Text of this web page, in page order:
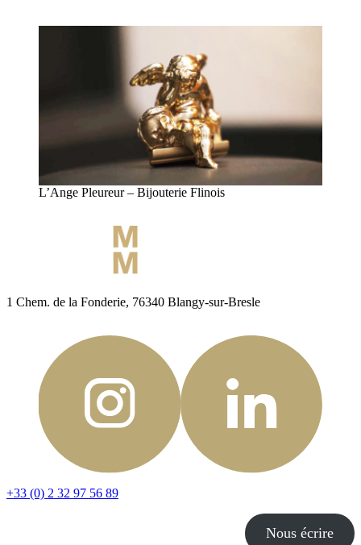
L’Ange Pleureur – Bijouterie Flinois
1 Chem. de la Fonderie, 76340 Blangy-sur-Bresle
+33 (0) 2 32 97 56 89
Nous écrire